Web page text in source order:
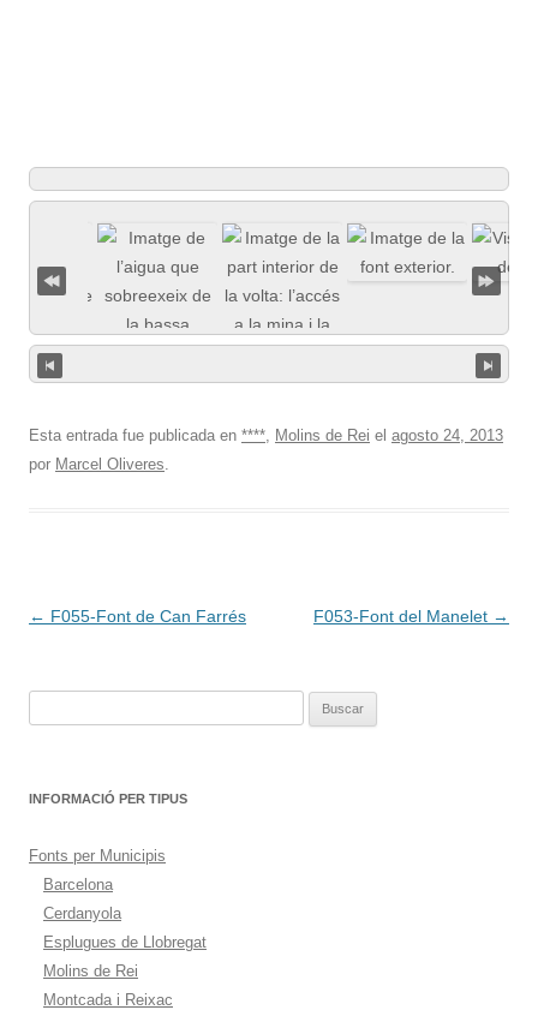
Esta entrada fue publicada en ****, Molins de Rei el agosto 24, 2013
por Marcel Oliveres.
Navegación
← F055-Font de Can Farrés F053-Font del Manelet →
INFORMACIÓ PER TIPUS
Fonts per Municipis
Barcelona
Cerdanyola
Esplugues de Llobregat
Molins de Rei
Montcada i Reixac